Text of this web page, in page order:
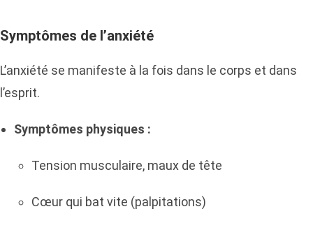
Symptômes de l’anxiété
L’anxiété se manifeste à la fois dans le corps et dans
l’esprit.
Symptômes physiques :
Tension musculaire, maux de tête
Cœur qui bat vite (palpitations)